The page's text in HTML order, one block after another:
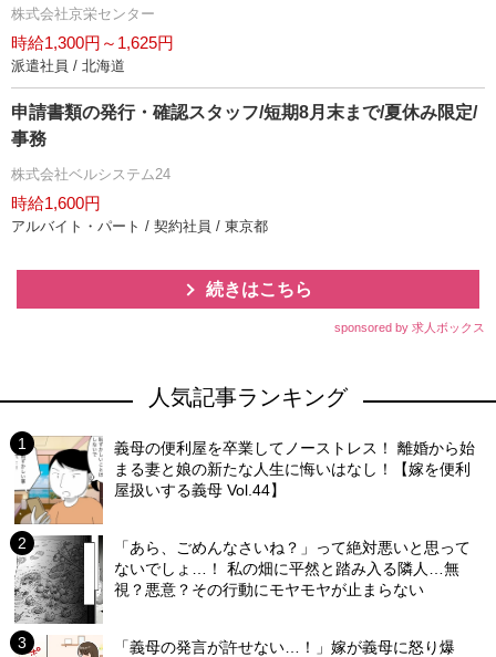
株式会社京栄センター
時給1,300円～1,625円
派遣社員 / 北海道
申請書類の発行・確認スタッフ/短期8月末まで/夏休み限定/
事務
株式会社ベルシステム24
時給1,600円
アルバイト・パート / 契約社員 / 東京都
続きはこちら
sponsored by 求人ボックス
人気記事ランキング
義母の便利屋を卒業してノーストレス！ 離婚から始
まる妻と娘の新たな人生に悔いはなし！【嫁を便利
屋扱いする義母 Vol.44】
「あら、ごめんなさいね？」って絶対悪いと思って
ないでしょ…！ 私の畑に平然と踏み入る隣人…無
視？悪意？その行動にモヤモヤが止まらない
「義母の発言が許せない…！」嫁が義母に怒り爆